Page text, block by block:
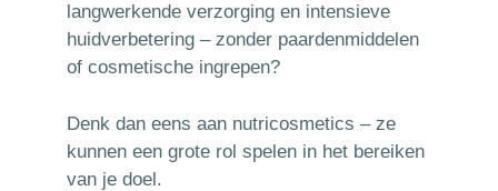
langwerkende verzorging en intensieve
huidverbetering – zonder paardenmiddelen
of cosmetische ingrepen?
Denk dan eens aan nutricosmetics – ze
kunnen een grote rol spelen in het bereiken
van je doel.